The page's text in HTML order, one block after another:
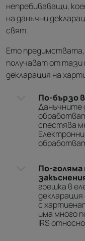
непребиваващи,
на данъчни
свят.
Ето
получават от тази
декларация на
По-бързо
Данъчните
спестява
По-
грешка в
с
има много
IRS